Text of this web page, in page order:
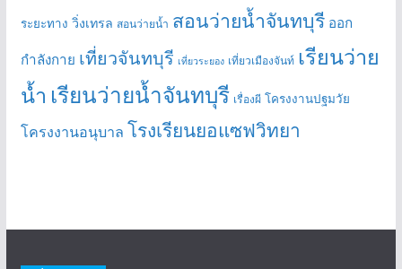
ระยะทาง วิ่งเทรล สอนว่ายน้ำ สอนว่ายน้ำจันทบุรี ออก
กำลังกาย เที่ยวจันทบุรี เที่ยวระยอง เที่ยวเมืองจันท์ เรียนว่าย
น้ำ เรียนว่ายน้ำจันทบุรี เรื่องผี โครงงานปฐมวัย
โครงงานอนุบาล โรงเรียนยอแซฟวิทยา